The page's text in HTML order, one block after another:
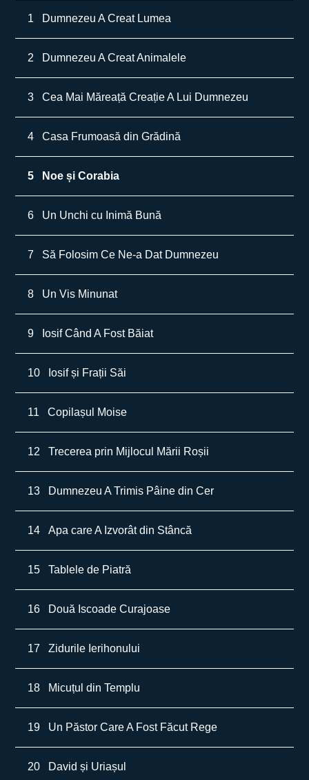
1 Dumnezeu A Creat Lumea
2 Dumnezeu A Creat Animalele
3 Cea Mai Măreață Creație A Lui Dumnezeu
4 Casa Frumoasă din Grădină
5 Noe și Corabia
6 Un Unchi cu Inimă Bună
7 Să Folosim Ce Ne-a Dat Dumnezeu
8 Un Vis Minunat
9 Iosif Când A Fost Băiat
10 Iosif și Frații Săi
11 Copilașul Moise
12 Trecerea prin Mijlocul Mării Roșii
13 Dumnezeu A Trimis Pâine din Cer
14 Apa care A Izvorât din Stâncă
15 Tablele de Piatră
16 Două Iscoade Curajoase
17 Zidurile Ierihonului
18 Micuțul din Templu
19 Un Păstor Care A Fost Făcut Rege
20 David și Uriașul